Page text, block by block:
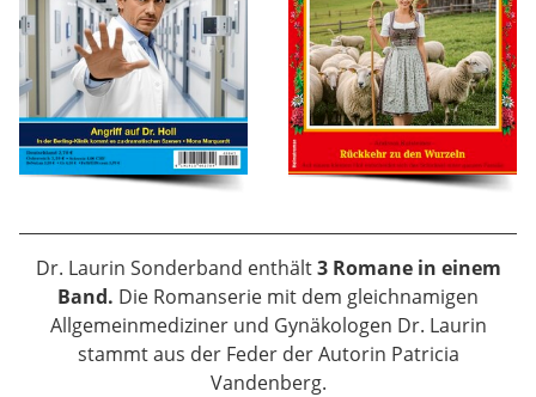
Dr. Laurin Sonderband enthält3 Romane in einem
Band. Die Romanserie mit dem gleichnamigen
Allgemeinmediziner und Gynäkologen Dr. Laurin
stammt aus der Feder der Autorin Patricia
Vandenberg.